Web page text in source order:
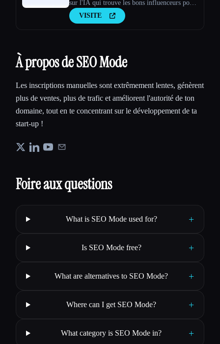
sur l'IA qui trouve les bons influenceurs pour
toutes les entreprises
VISITE
À propos de SEO Mode
Les inscriptions manuelles sont extrêmement lentes, génèrent
plus de ventes, plus de trafic et améliorent l'autorité de ton
domaine, tout en te concentrant sur le développement de ta
start-up !
Foire aux questions
What is SEO Mode used for? +
Is SEO Mode free? +
What are alternatives to SEO Mode? +
Where can I get SEO Mode? +
What category is SEO Mode in? +